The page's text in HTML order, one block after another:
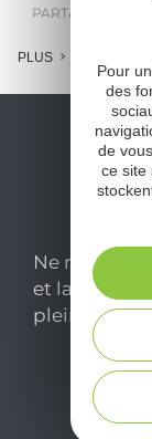
PARTAGER :
PLUS
Ne
et laissez-
pleinement
Pour
des
de
ce site